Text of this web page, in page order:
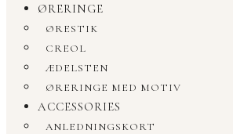
ØRERINGE
ØRESTIK
CREOL
ÆDELSTEN
ØRERINGE MED MOTIV
ACCESSORIES
ANLEDNINGSKORT